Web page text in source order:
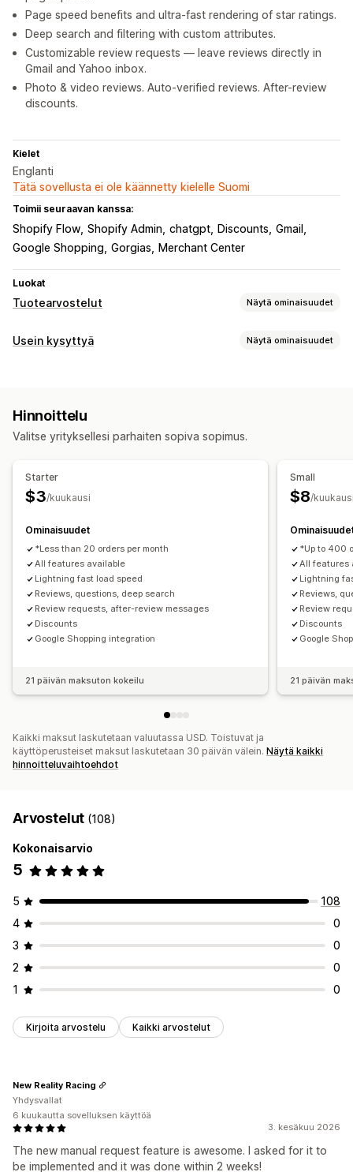
Page speed benefits and ultra-fast rendering of star ratings.
Deep search and filtering with custom attributes.
Customizable review requests — leave reviews directly in
Gmail and Yahoo inbox.
Photo & video reviews. Auto-verified reviews. After-review
discounts.
Kielet
Englanti
Tätä sovellusta ei ole käännetty kielelle Suomi
Toimii seuraavan kanssa:
Shopify Flow Shopify Admin chatgpt Discounts Gmail
Google Shopping Gorgias Merchant Center
Luokat
Tuotearvostelut Näytä ominaisuudet
Näyttövaihtoehdot
Arvostelujen kohokohdat
Tuoteryhmittely
Suodatus Rich-koodinpätkät
Arvostelujen keräystavat
Sähköpostipyynnöt
Mukautetut pyynnöt
Usein kysyttyä Näytä ominaisuudet
Hinnoittelu
Valitse yrityksellesi parhaiten sopiva sopimus.
Starter
$3/kuukausi
Ominaisuudet
*Less than 20 orders per month
All features available
Lightning fast load speed
Reviews, questions, deep search
Review requests, after-review messages
Discounts
Google Shopping integration
21 päivän maksuton kokeilu
Small
$8/
*Up to 400
All features
Lightning
Reviews,
Review
Discounts
Google
21 päivän
Kaikki maksut laskutetaan valuutassa USD. Toistuvat ja
käyttöperusteiset maksut laskutetaan 30 päivän välein. Näytä kaikki
hinnoitteluvaihtoehdot
Arvostelut (108)
Kokonaisarvio
5
5
108
4
0
3
0
2
0
1
0
Kirjoita arvostelu Kaikki arvostelut
3. kesäkuu 2026
The new manual request feature is awesome. I asked for it to
be implemented and it was done within 2 weeks!
New Reality Racing
Yhdysvallat
6 kuukautta sovelluksen käyttöä